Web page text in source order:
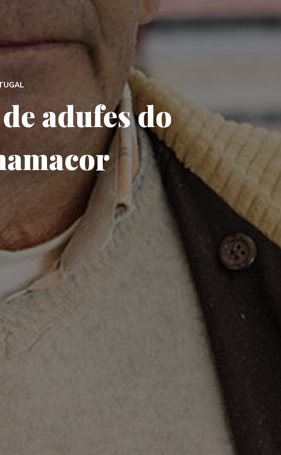
adufes do